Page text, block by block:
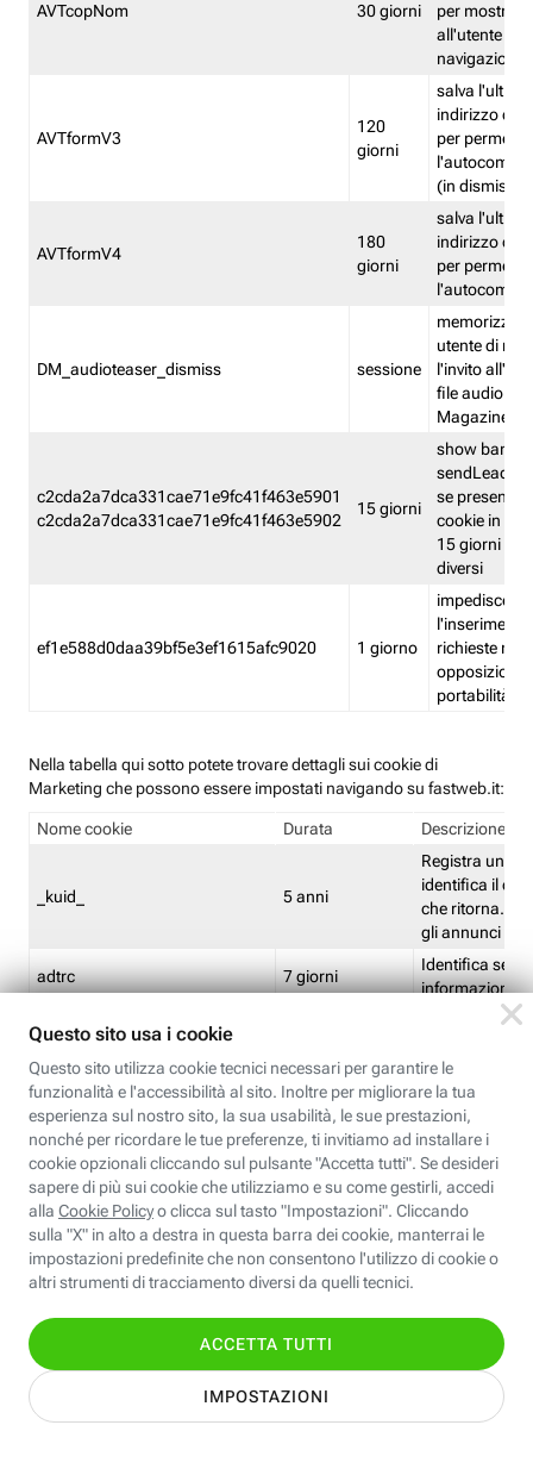
AVTcopNom 30 giorni
per
all'utente
navigazione
AVTformV3
120
giorni
salva l'ultimo
indirizzo di
per
(in
AVTformV4
180
giorni
salva l'ultimo
indirizzo di
per
DM_audioteaser_dismiss sessione
memorizza
utente di
l'invito
file audio del
Magazine
c2cda2a7dca331cae71e9fc41f463e5901
c2cda2a7dca331cae71e9fc41f463e5902
15 giorni
show banner
sendLead
se presenti
cookie in un
15 giorni e
diversi
ef1e588d0daa39bf5e3ef1615afc9020 1 giorno
impedisce
l'inserimento
richieste
opposizione
portabilità
Nella tabella qui sotto potete trovare dettagli sui cookie di
Marketing che possono essere impostati navigando su fastweb.it:
Nome cookie Durata Descrizione
_kuid_ 5 anni
Registra un ID
identifica il
che ritorna.
gli annunci
adtrc 7 giorni
Identifica se
informazioni
CFFC<TagID>
Limite di
CM 1 giorno
Identifica se
ricontrollare
corrispondenti
(impostata da
CM14 14 giorni
Identifica se
ricontrollare
corrispondenti
(impostata da
pagine
EBFC<BannerID> 7 giorni
Identifica la
banner
Identifica la